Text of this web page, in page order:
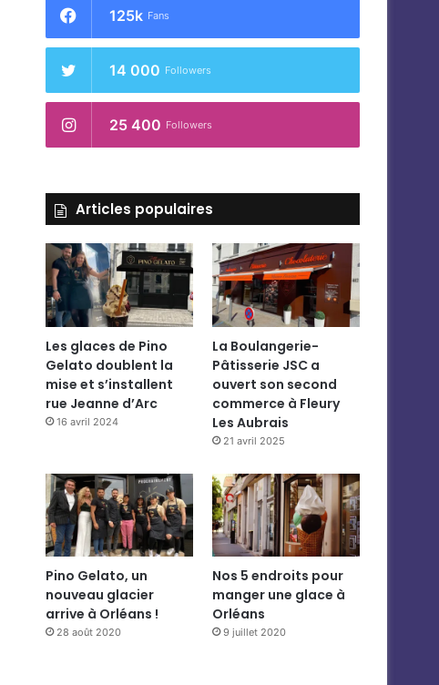
125k Fans
14 000 Followers
25 400 Followers
Articles populaires
Les glaces de Pino
Gelato doublent la
mise et s’installent
rue Jeanne d’Arc
16 avril 2024
La Boulangerie-
Pâtisserie JSC a
ouvert son second
commerce à Fleury
Les Aubrais
21 avril 2025
Pino Gelato, un
nouveau glacier
arrive à Orléans !
28 août 2020
Nos 5 endroits pour
manger une glace à
Orléans
9 juillet 2020